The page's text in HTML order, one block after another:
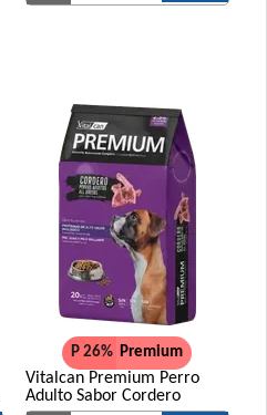
P 26% Premium
Vitalcan Premium Perro
Adulto Sabor Cordero